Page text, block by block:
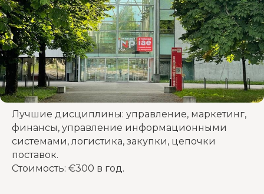
Лучшие дисциплины: управление, маркетинг,
финансы, управление информационными
системами, логистика, закупки, цепочки
поставок.
Стоимость: €300 в год.